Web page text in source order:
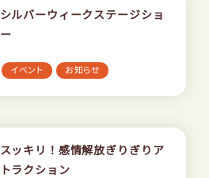
シルバーウィークステージショ
ー
イベント お知らせ
スッキリ！感情解放ぎりぎりア
トラクション